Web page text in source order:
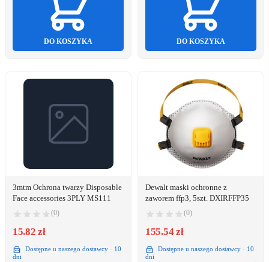
DO KOSZYKA DO KOSZYKA
3mtm Ochrona twarzy Disposable
Face accessories 3PLY MS111
(0)
15.82 zł
Dostępne u naszego dostawcy · 10
dni
Dewalt maski ochronne z
zaworem ffp3, 5szt. DXIRFFP35
(0)
155.54 zł
Dostępne u naszego dostawcy · 10
dni